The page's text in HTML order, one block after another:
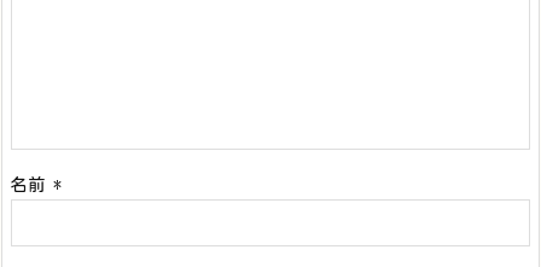
名前 *